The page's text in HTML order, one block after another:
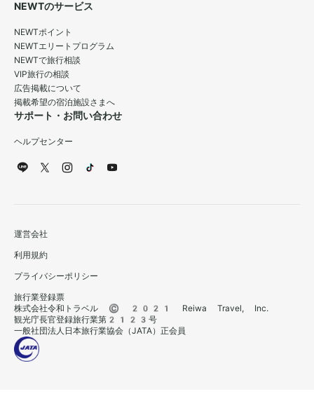
NEWTのサービス
NEWTポイント
NEWTエリートプログラム
NEWTで旅行相談
VIP旅行の相談
広告掲載について
掲載希望の宿泊施設さまへ
サポート・お問い合わせ
ヘルプセンター
運営会社
利用規約
プライバシーポリシー
旅行業登録票
株式会社令和トラベル © 2021 Reiwa Travel, Inc.
観光庁長官登録旅行業第2123号
一般社団法人日本旅行業協会（JATA）正会員